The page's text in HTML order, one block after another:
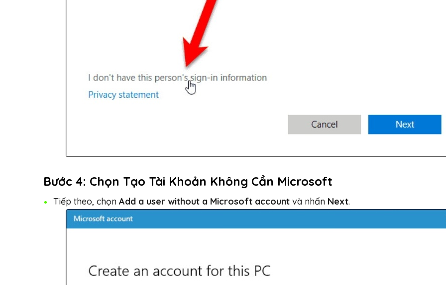
Bước 4: Chọn Tạo Tài Khoản Không Cần Microsoft
Tiếp theo, chọn Add a user without a Microsoft account và nhấn Next.